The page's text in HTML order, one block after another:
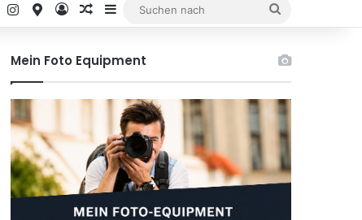
PinterestInstagramGoogle Maps
AnmeldenZufälliger Artikel
Sidebar
Mein Foto Equipment